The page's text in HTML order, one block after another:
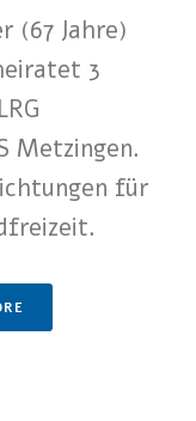
(67 Jahre)
3
Metzingen.
für